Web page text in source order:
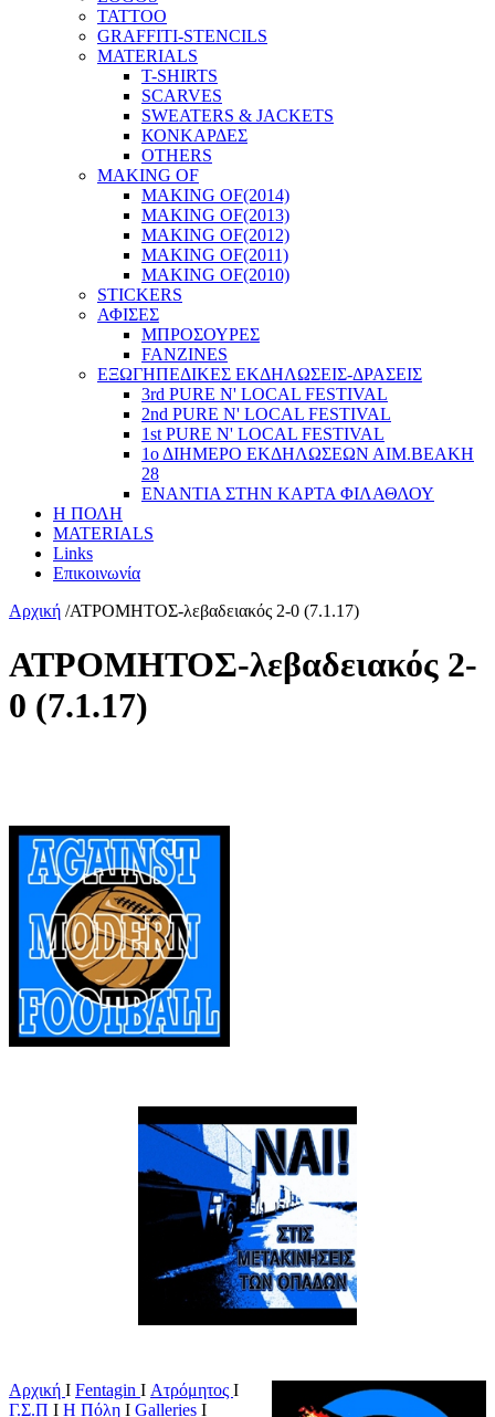
TATTOO
GRAFFITI-STENCILS
MATERIALS
T-SHIRTS
SCARVES
SWEATERS & JACKETS
ΚΟΝΚΑΡΔΕΣ
OTHERS
MAKING OF
MAKING OF(2014)
MAKING OF(2013)
MAKING OF(2012)
MAKING OF(2011)
MAKING OF(2010)
STICKERS
ΑΦΙΣΕΣ
ΜΠΡΟΣΟΥΡΕΣ
FANZINES
ΕΞΩΓΗΠΕΔΙΚΕΣ EΚΔΗΛΩΣΕΙΣ-ΔΡΑΣΕΙΣ
3rd PURE N' LOCAL FESTIVAL
2nd PURE N' LOCAL FESTIVAL
1st PURE N' LOCAL FESTIVAL
1ο ΔΙΗΜΕΡΟ ΕΚΔΗΛΩΣΕΩΝ ΑΙΜ.ΒΕΑΚΗ
28
ΕΝΑΝΤΙΑ ΣΤΗΝ ΚΑΡΤΑ ΦΙΛΑΘΛΟΥ
Η ΠΟΛΗ
MATERIALS
Links
Επικοινωνία
Αρχική /ΑΤΡΟΜΗΤΟΣ-λεβαδειακός 2-0 (7.1.17)
ΑΤΡΟΜΗΤΟΣ-λεβαδειακός 2-
0 (7.1.17)
Αρχική Ι Fentagin I Ατρόμητος Ι
Γ.Σ.Π Ι Η Πόλη Ι Galleries I